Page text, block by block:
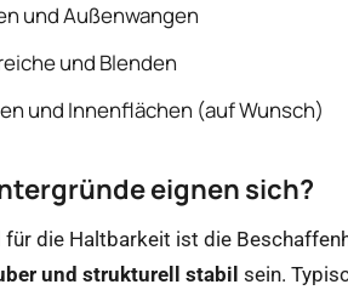
und Außenwangen
und Blenden
und Innenflächen (auf Wunsch)
eignen sich?
für die Haltbarkeit ist die
und strukturell stabil sein.